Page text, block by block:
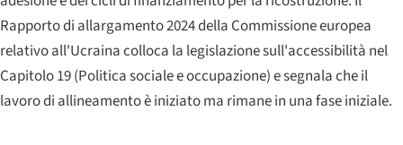
Rapporto di allargamento 2024 della Commissione europea
relativo all'Ucraina colloca la legislazione sull'accessibilità nel
Capitolo 19 (Politica sociale e occupazione) e segnala che il
lavoro di allineamento è iniziato ma rimane in una fase iniziale.